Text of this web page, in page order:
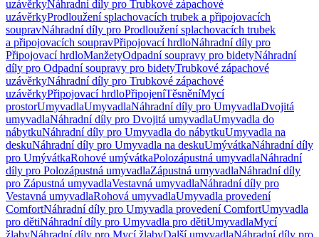
uzávěrkyNáhradní díly pro Trubkové zápachové
uzávěrkyProdloužení splachovacích trubek a připojovacích
soupravNáhradní díly pro Prodloužení splachovacích trubek
a připojovacích soupravPřipojovací hrdloNáhradní díly pro
Připojovací hrdloManžetyOdpadní soupravy pro bidetyNáhradní
díly pro Odpadní soupravy pro bidetyTrubkové zápachové
uzávěrkyNáhradní díly pro Trubkové zápachové
uzávěrkyPřipojovací hrdloPřipojeníTěsněníMycí
prostorUmyvadlaUmyvadlaNáhradní díly pro UmyvadlaDvojitá
umyvadlaNáhradní díly pro Dvojitá umyvadlaUmyvadla do
nábytkuNáhradní díly pro Umyvadla do nábytkuUmyvadla na
deskuNáhradní díly pro Umyvadla na deskuUmývátkaNáhradní díly
pro UmývátkaRohové umývátkaPolozápustná umyvadlaNáhradní
díly pro Polozápustná umyvadlaZápustná umyvadlaNáhradní díly
pro Zápustná umyvadlaVestavná umyvadlaNáhradní díly pro
Vestavná umyvadlaRohová umyvadlaUmyvadla provedení
ComfortNáhradní díly pro Umyvadla provedení ComfortUmyvadla
pro dětiNáhradní díly pro Umyvadla pro dětiUmyvadlaMycí
žlabyNáhradní díly pro Mycí žlabyDalší umyvadlaNáhradní díly pro